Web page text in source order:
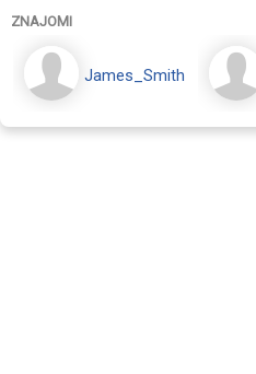
ZNAJOMI
James_Smith